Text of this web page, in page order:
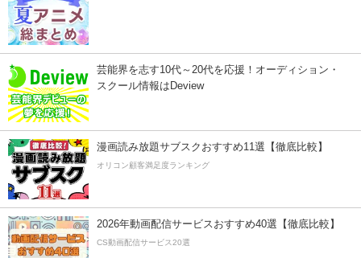
芸能界を志す10代～20代を応援！オーディション・
スクール情報はDeview
漫画読み放題サブスクおすすめ11選【徹底比較】
オリコン顧客満足度ランキング
2026年動画配信サービスおすすめ40選【徹底比較】
CS動画配信サービス20選